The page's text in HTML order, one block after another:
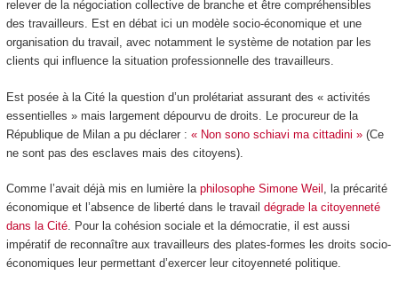
relever de la négociation collective de branche et être compréhensibles
des travailleurs. Est en débat ici un modèle socio-économique et une
organisation du travail, avec notamment le système de notation par les
clients qui influence la situation professionnelle des travailleurs.
Est posée à la Cité la question d’un prolétariat assurant des « activités
essentielles » mais largement dépourvu de droits. Le procureur de la
République de Milan a pu déclarer : « Non sono schiavi ma cittadini »(Ce
ne sont pas des esclaves mais des citoyens).
Comme l’avait déjà mis en lumière la philosophe Simone Weil , la précarité
économique et l’absence de liberté dans le travail dégrade la citoyenneté
dans la Cité. Pour la cohésion sociale et la démocratie, il est aussi
impératif de reconnaître aux travailleurs des plates-formes les droits socio-
économiques leur permettant d’exercer leur citoyenneté politique.